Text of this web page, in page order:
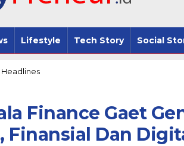
Lifestyle Tech Story Social
HeadlinesMandala
Muda
Bisnis,
Finance Gaet
Finansial Dan